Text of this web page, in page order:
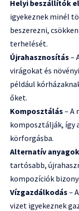
Helyi beszállítók
igyekeznek minél
beszerezni,
terhelését.
Újrahasznosítás –
virágokat és
például
őket.
Komposztálás – A
komposztálják, így
körforgásba.
Alternatív
tartósabb,
kompozíciók
Vízgazdálkodás –
vizet igyekeznek